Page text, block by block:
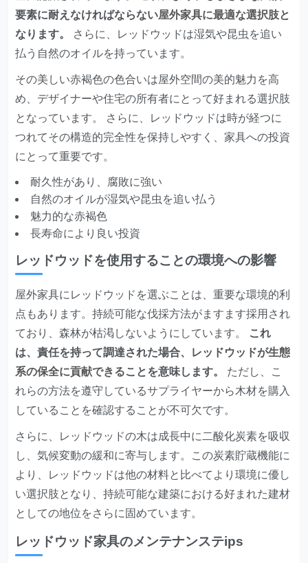
要素に耐えなければならない屋外家具に最適な選択肢と
なります。
さらに、レッドウッドは湿気や昆虫を追い
払う自然のオイルを持っています。
その美しい赤褐色の色合いは屋外空間の美的魅力を高
め、デザイナーや住宅の所有者にとって好まれる選択肢
となっています。 さらに、レッドウッドは時が経つに
つれてその構造的完全性を保持しやすく、家具への投資
にとって重要です。
耐久性があり、腐敗に強い
自然のオイルが湿気や昆虫を追い払う
魅力的な赤褐色
長寿命により良い投資
レッドウッドを使用することの環境への影響
屋外家具にレッドウッドを選ぶことは、重要な環境的利
点もあります。持続可能な伐採方法がますます採用され
ており、森林が枯渇しないようにしています。
これ
は、責任を持って調達された場合、レッドウッドが生態
系の保全に貢献できることを意味します。
ただし、こ
れらの方法を遵守しているサプライヤーから木材を購入
していることを確認することが不可欠です。
さらに、レッドウッドの木は成長中に二酸化炭素を吸収
し、気候変動の緩和に寄与します。この炭素貯蔵機能に
より、レッドウッドは他の材料と比べてより環境に優し
い選択肢となり、持続可能な建築における好まれた建材
としての地位をさらに固めています。
レッドウッド家具のメンテナンステips